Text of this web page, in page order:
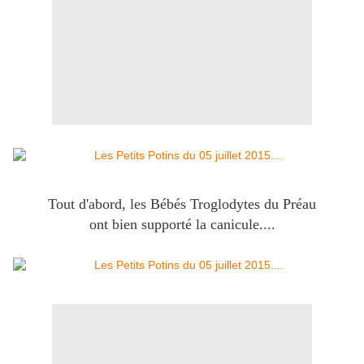
Tout d'abord, les Bébés Troglodytes du Préau
ont bien supporté la canicule....